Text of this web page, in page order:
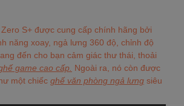
S+ được cung cấp chính hãng bởi
năng xoay, ngả lưng 360 độ, chỉnh độ
đến cho bạn cảm giác thư thái, thoải
game cao cấp. Ngoài ra, nó còn được
một chiếc ghế văn phòng ngả lưng siêu